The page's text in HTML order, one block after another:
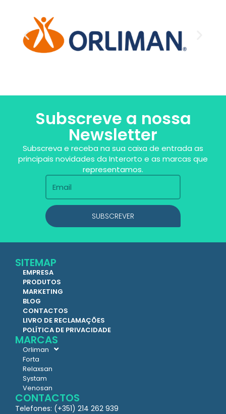
Subscreve a nossa
Newsletter
Subscreva e receba na sua caixa de entrada as
principais novidades da Interorto e as marcas que
representamos.
SUBSCREVER
SITEMAP
EMPRESA
PRODUTOS
MARKETING
BLOG
CONTACTOS
LIVRO DE RECLAMAÇÕES
POLÍTICA DE PRIVACIDADE
MARCAS
Orliman
Forta
Relaxsan
Systam
Venosan
CONTACTOS
Telefones: (+351) 214 262 939